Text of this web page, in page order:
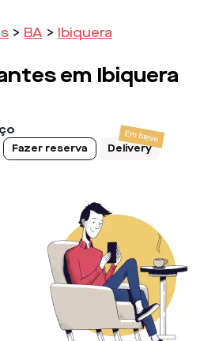
> BA > Ibiquera
em Ibiquera
Fazer reserva Delivery